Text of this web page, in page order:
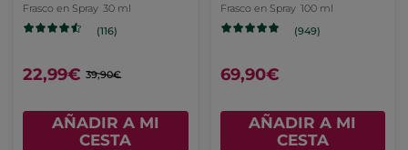
Frasco en Spray 30 ml
(116)
22,99€ 39,90€
AÑADIR A MI
CESTA
Frasco en Spray 100 ml
(949)
69,90€
AÑADIR A MI
CESTA